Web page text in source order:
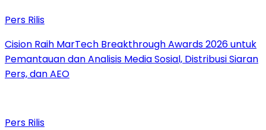
Pers Rilis
Cision Raih MarTech Breakthrough Awards 2026 untuk
Pemantauan dan Analisis Media Sosial, Distribusi Siaran
Pers, dan AEO
Pers Rilis